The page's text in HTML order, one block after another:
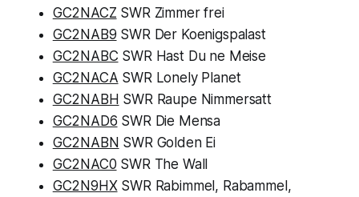
GC2NACZ SWR Zimmer frei
GC2NAB9 SWR Der Koenigspalast
GC2NABC SWR Hast Du ne Meise
GC2NACA SWR Lonely Planet
GC2NABH SWR Raupe Nimmersatt
GC2NAD6 SWR Die Mensa
GC2NABN SWR Golden Ei
GC2NAC0 SWR The Wall
GC2N9HXSWR Rabimmel, Rabammel,